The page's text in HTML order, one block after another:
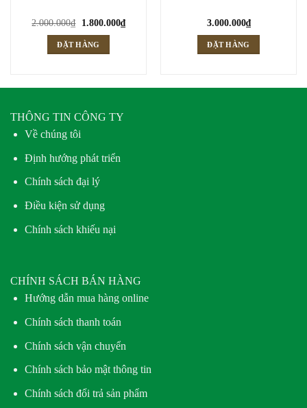
2.000.000₫
Giá
là:
2.000.000₫.
1.800.000₫Giá
hiện
ĐẶT HÀNG
3.000.000₫
ĐẶT HÀNG
THÔNG TIN CÔNG TY
Về chúng tôi
Định hướng phát triển
Chính sách đại lý
Điều kiện sử dụng
Chính sách khiếu nại
CHÍNH SÁCH BÁN HÀNG
Hướng dẫn mua hàng online
Chính sách thanh toán
Chính sách vận chuyển
Chính sách bảo mật thông tin
Chính sách đổi trả sản phẩm